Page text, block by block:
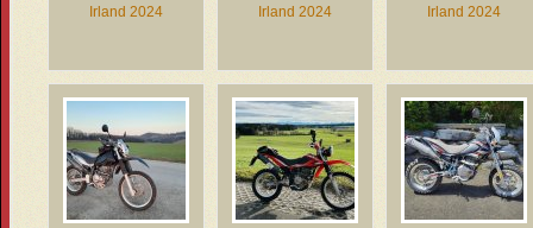
Irland 2024 Irland 2024 Irland 2024